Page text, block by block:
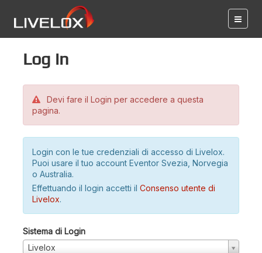
Log in
Devi fare il Login per accedere a questa
pagina.
Login con le tue credenziali di accesso di Livelox.
Puoi usare il tuo account Eventor Svezia, Norvegia
o Australia.
Effettuando il login accetti il Consenso utente di
Livelox.
Sistema di Login
Livelox